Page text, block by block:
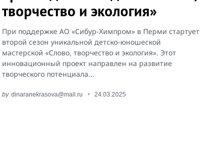
творчество и экология»
При поддержке АО «Сибур-Химпром» в Перми стартует
второй сезон уникальной детско-юношеской
мастерской «Слово, творчество и экология». Этот
инновационный проект направлен на развитие
творческого потенциала...
by dinaranekrasova@mail.ru 24.03.2025